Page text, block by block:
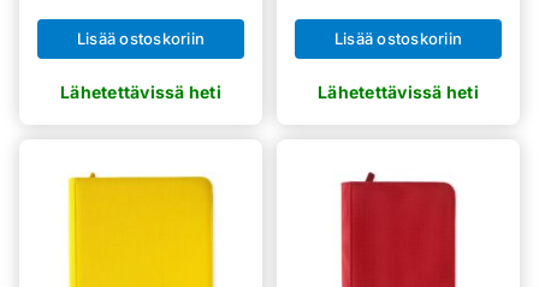
Lisää ostoskoriin Lisää ostoskoriin